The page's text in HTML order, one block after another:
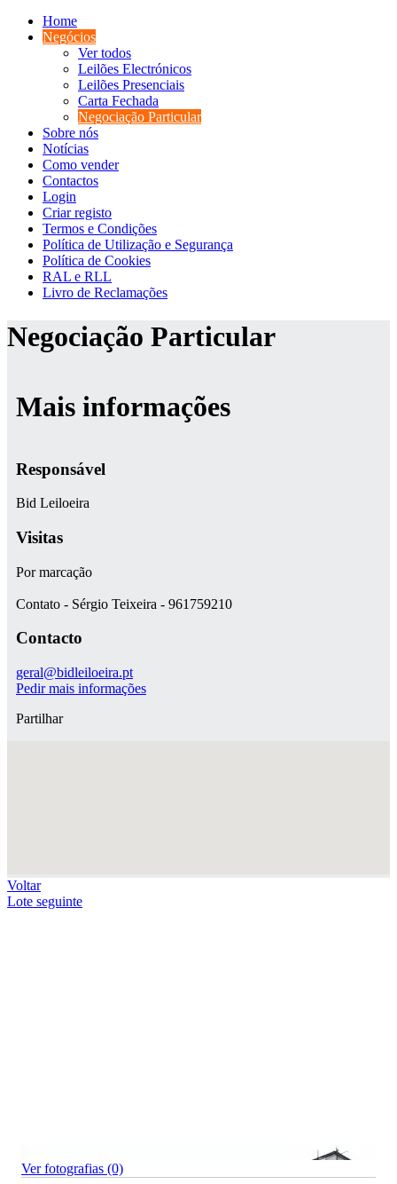
Home
Negócios
Ver todos
Leilões Electrónicos
Leilões Presenciais
Carta Fechada
Negociação Particular
Sobre nós
Notícias
Como vender
Contactos
Login
Criar registo
Termos e Condições
Política de Utilização e Segurança
Política de Cookies
RAL e RLL
Livro de Reclamações
Negociação Particular
Mais informações
Responsável
Bid Leiloeira
Visitas
Por marcação
Contato - Sérgio Teixeira - 961759210
Contacto
geral@bidleiloeira.pt
Pedir mais informações
Partilhar
Voltar
Lote seguinte
Ver fotografias (0)